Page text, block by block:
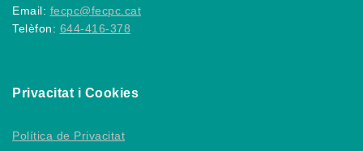
Email: fecpc@fecpc.cat
Telèfon: 644-416-378
Privacitat i Cookies
Política de Privacitat